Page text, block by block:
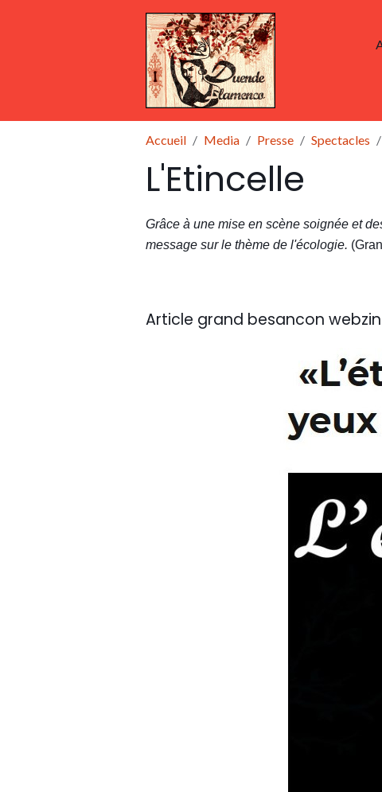
Accueil Media Presse Spectacles
L'Etincelle
Grâce à une mise en scène soignée et
message sur le thème de l'écologie.
Article grand besancon